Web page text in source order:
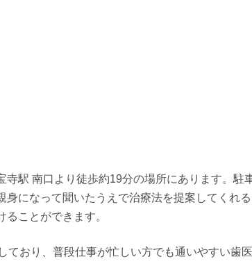
寺駅 南口より徒歩約19分の場所にあります。駐
身になって聞いたうえで治療法を提案してくれ
ることができます。
ており、普段仕事が忙しい方でも通いやすい歯医